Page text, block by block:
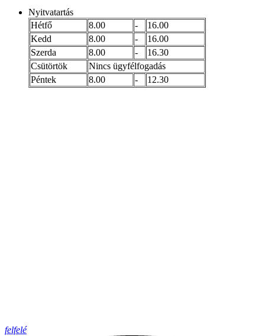
Nyitvatartás
Hétfő
8.00 -
16.00
Kedd
8.00 -
16.00
Szerda
8.00 -
16.30
Csütörtök
Nincs ügyfélfogadás
Péntek
8.00 - 12.30
felfelé